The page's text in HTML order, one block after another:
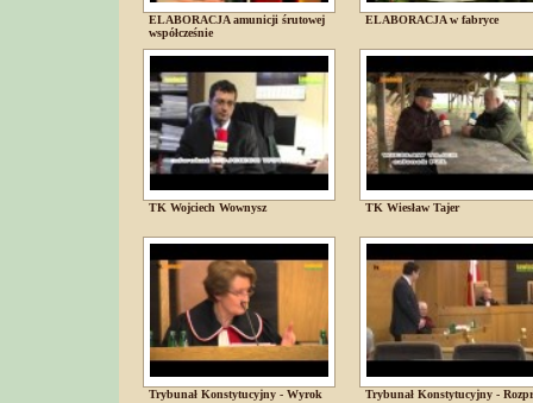
ELABORACJA amunicji śrutowej
współcześnie
ELABORACJA w fabryce
TK Wojciech Wownysz TK Wiesław Tajer
Trybunał Konstytucyjny - Wyrok Trybunał Konstytucyjny -